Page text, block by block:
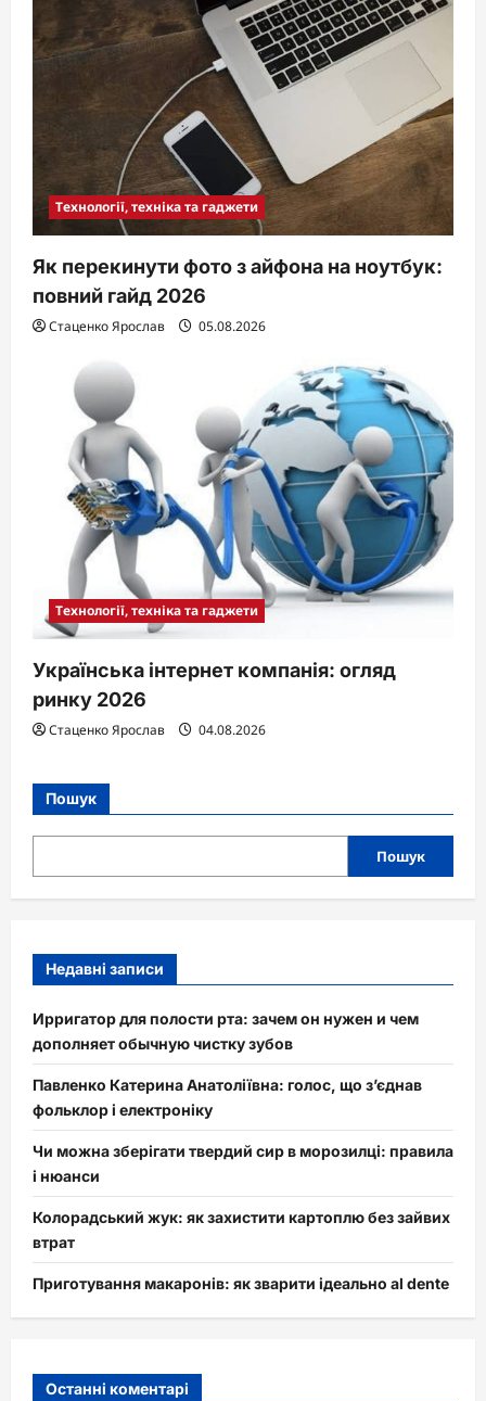
Технології, техніка та гаджети
Як перекинути фото з айфона на ноутбук:
повний гайд 2026
Стаценко Ярослав 05.08.2026
Технології, техніка та гаджети
Українська інтернет компанія: огляд
ринку 2026
Стаценко Ярослав 04.08.2026
Пошук
Пошук
Недавні записи
Ирригатор для полости рта: зачем он нужен и чем
дополняет обычную чистку зубов
Павленко Катерина Анатоліївна: голос, що з’єднав
фольклор і електроніку
Чи можна зберігати твердий сир в морозилці: правила
і нюанси
Колорадський жук: як захистити картоплю без зайвих
втрат
Приготування макаронів: як зварити ідеально al dente
Останні коментарі